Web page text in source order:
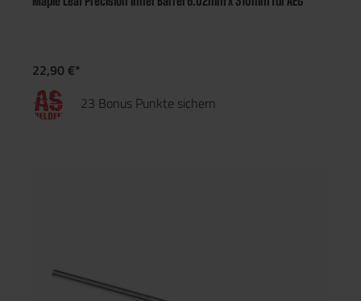
22,90 €*
23 Bonus Punkte sichern